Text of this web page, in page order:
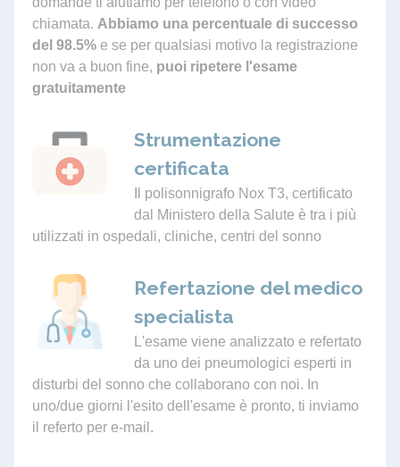
chiamata. Abbiamo una percentuale di successo
del 98.5% e se per qualsiasi motivo la registrazione
non va a buon fine, puoi ripetere l'esame
gratuitamente
Strumentazione
certificata
Il polisonnigrafo Nox T3, certificato
dal Ministero della Salute è tra i più
utilizzati in ospedali, cliniche, centri del sonno
Refertazione del medico
specialista
L'esame viene analizzato e refertato
da uno dei pneumologici esperti in
disturbi del sonno che collaborano con noi. In
uno/due giorni l'esito dell'esame è pronto, ti inviamo
il referto per e-mail.